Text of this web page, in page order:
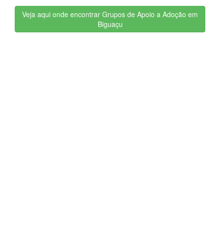
Veja aqui onde encontrar Grupos de Apoio a Adoção em
Biguaçu